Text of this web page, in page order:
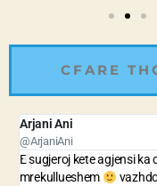
CFARE
Arjani Ani
@ArjaniAni
E sugjeroj kete agjensi
mrekullueshem